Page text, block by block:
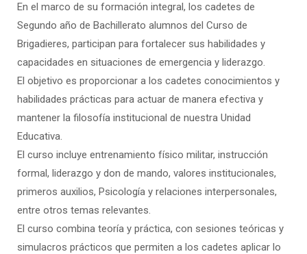
En el marco de su formación integral, los cadetes de
Segundo año de Bachillerato alumnos del Curso de
Brigadieres, participan para fortalecer sus habilidades y
capacidades en situaciones de emergencia y liderazgo.
El objetivo es proporcionar a los cadetes conocimientos y
habilidades prácticas para actuar de manera efectiva y
mantener la filosofía institucional de nuestra Unidad
Educativa.
El curso incluye entrenamiento físico militar, instrucción
formal, liderazgo y don de mando, valores institucionales,
primeros auxilios, Psicología y relaciones interpersonales,
entre otros temas relevantes.
El curso combina teoría y práctica, con sesiones teóricas y
simulacros prácticos que permiten a los cadetes aplicar lo